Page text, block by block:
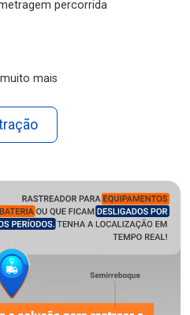
percorrida
mais